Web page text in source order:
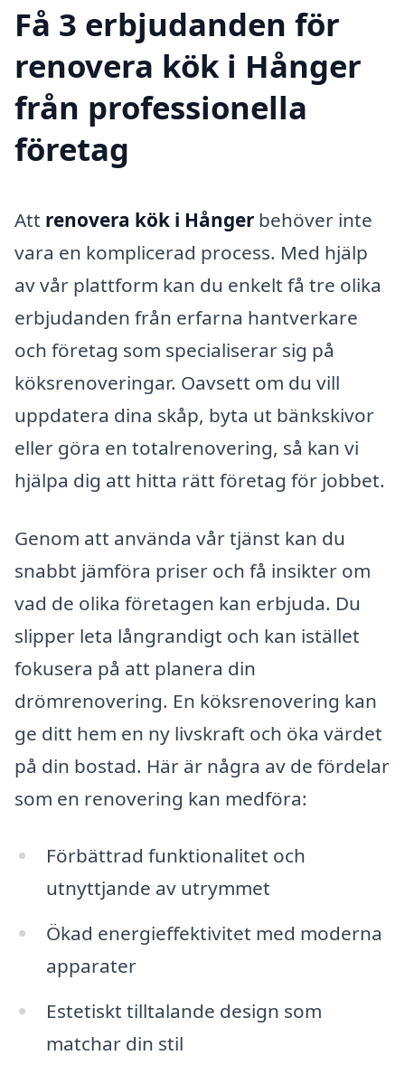
Få 3 erbjudanden för
renovera kök i Hånger
från professionella
företag
Att renovera kök i Hånger behöver inte
vara en komplicerad process. Med hjälp
av vår plattform kan du enkelt få tre olika
erbjudanden från erfarna hantverkare
och företag som specialiserar sig på
köksrenoveringar. Oavsett om du vill
uppdatera dina skåp, byta ut bänkskivor
eller göra en totalrenovering, så kan vi
hjälpa dig att hitta rätt företag för jobbet.
Genom att använda vår tjänst kan du
snabbt jämföra priser och få insikter om
vad de olika företagen kan erbjuda. Du
slipper leta långrandigt och kan istället
fokusera på att planera din
drömrenovering. En köksrenovering kan
ge ditt hem en ny livskraft och öka värdet
på din bostad. Här är några av de fördelar
som en renovering kan medföra:
Förbättrad funktionalitet och
utnyttjande av utrymmet
Ökad energieffektivitet med moderna
apparater
Estetiskt tilltalande design som
matchar din stil